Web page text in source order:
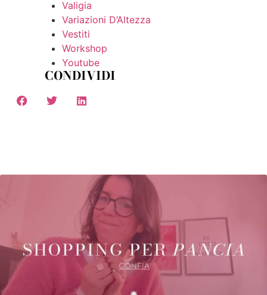
Valigia
Variazioni D’Altezza
Vestiti
Workshop
Youtube
CONDIVIDI